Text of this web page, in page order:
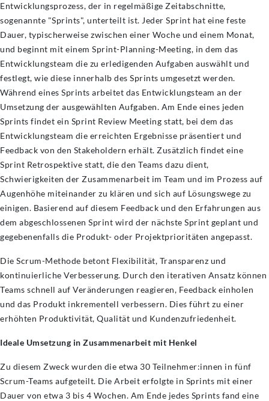
Entwicklungsprozess, der in regelmäßige Zeitabschnitte,
sogenannte "Sprints", unterteilt ist. Jeder Sprint hat eine feste
Dauer, typischerweise zwischen einer Woche und einem Monat,
und beginnt mit einem Sprint-Planning-Meeting, in dem das
Entwicklungsteam die zu erledigenden Aufgaben auswählt und
festlegt, wie diese innerhalb des Sprints umgesetzt werden.
Während eines Sprints arbeitet das Entwicklungsteam an der
Umsetzung der ausgewählten Aufgaben. Am Ende eines jeden
Sprints findet ein Sprint Review Meeting statt, bei dem das
Entwicklungsteam die erreichten Ergebnisse präsentiert und
Feedback von den Stakeholdern erhält. Zusätzlich findet eine
Sprint Retrospektive statt, die den Teams dazu dient,
Schwierigkeiten der Zusammenarbeit im Team und im Prozess auf
Augenhöhe miteinander zu klären und sich auf Lösungswege zu
einigen. Basierend auf diesem Feedback und den Erfahrungen aus
dem abgeschlossenen Sprint wird der nächste Sprint geplant und
gegebenenfalls die Produkt- oder Projektprioritäten angepasst.
Die Scrum-Methode betont Flexibilität, Transparenz und
kontinuierliche Verbesserung. Durch den iterativen Ansatz können
Teams schnell auf Veränderungen reagieren, Feedback einholen
und das Produkt inkrementell verbessern. Dies führt zu einer
erhöhten Produktivität, Qualität und Kundenzufriedenheit.
Ideale Umsetzung in Zusammenarbeit mit Henkel
Zu diesem Zweck wurden die etwa 30 Teilnehmer:innen in fünf
Scrum-Teams aufgeteilt. Die Arbeit erfolgte in Sprints mit einer
Dauer von etwa 3 bis 4 Wochen. Am Ende jedes Sprints fand eine